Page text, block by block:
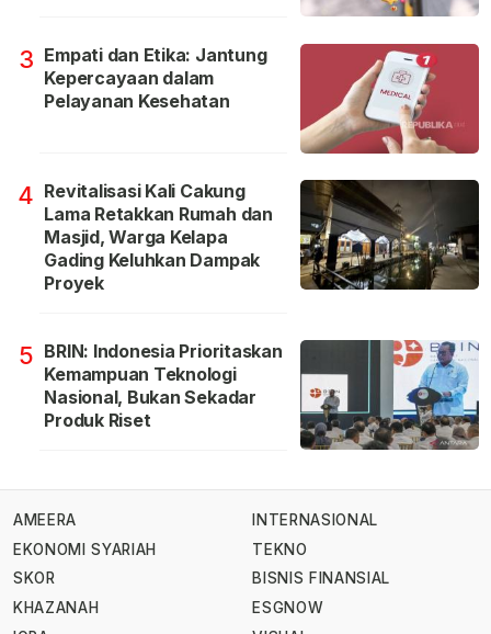
3 Empati dan Etika: Jantung
Kepercayaan dalam
Pelayanan Kesehatan
4 Revitalisasi Kali Cakung
Lama Retakkan Rumah dan
Masjid, Warga Kelapa
Gading Keluhkan Dampak
Proyek
5 BRIN: Indonesia Prioritaskan
Kemampuan Teknologi
Nasional, Bukan Sekadar
Produk Riset
AMEERA
EKONOMI SYARIAH
SKOR
KHAZANAH
INTERNASIONAL
TEKNO
BISNIS FINANSIAL
ESGNOW